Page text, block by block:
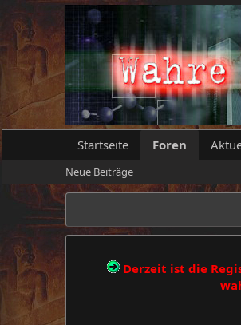
Startseite Foren
Neue Beiträge
Derzeit ist die